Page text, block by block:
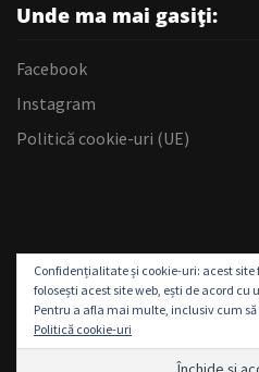
Unde ma mai gasiți:
Facebook
Instagram
Politică cookie-uri (UE)
Confidențialitate și cookie-uri: acest
folosești acest site web, ești de acord cu
Pentru a afla mai multe, inclusiv cum
Politică cookie-uri